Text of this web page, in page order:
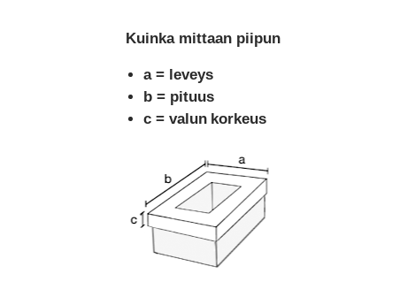
Kuinka mittaan piipun
a = leveys
b = pituus
c = valun korkeus